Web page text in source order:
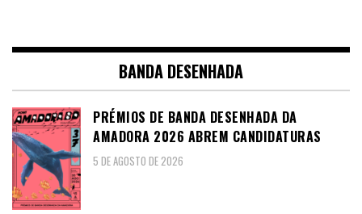
BANDA DESENHADA
PRÉMIOS DE BANDA DESENHADA DA
AMADORA 2026 ABREM CANDIDATURAS
5 DE AGOSTO DE 2026